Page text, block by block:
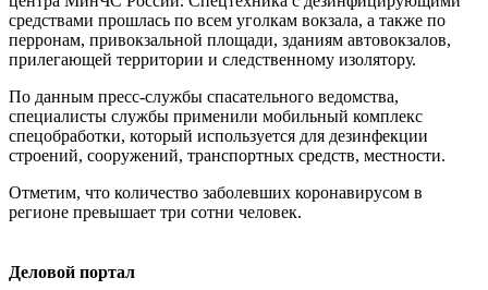
средствами прошлась по всем уголкам вокзала, а также по
перронам, привокзальной площади, зданиям автовокзалов,
прилегающей территории и следственному изолятору.
По данным пресс-службы спасательного ведомства,
специалисты службы применили мобильный комплекс
спецобработки, который используется для дезинфекции
строений, сооружений, транспортных средств, местности.
Отметим, что количество заболевших коронавирусом в
регионе превышает три сотни человек.
Деловой портал